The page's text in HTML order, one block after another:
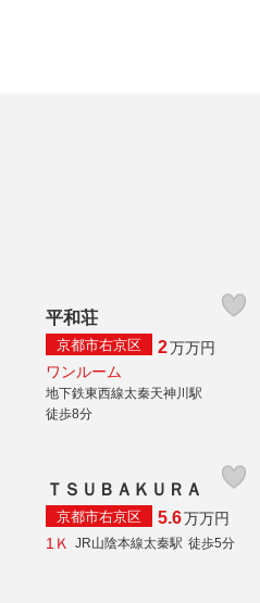
平和荘
京都市右京区 2万万円
ワンルーム
地下鉄東西線太秦天神川駅
徒歩8分
ＴＳＵＢＡＫＵＲＡ
京都市右京区 5.6万万円
1Ｋ
JR山陰本線太秦駅 徒歩5分